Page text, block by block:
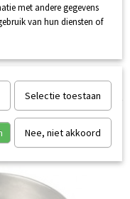
UW WINKELWAGEN
met andere gegevens
van hun diensten of
Selectie toestaan
Nee, niet akkoord